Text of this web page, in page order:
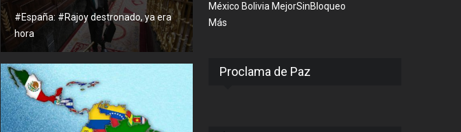
#España: #Rajoy destronado, ya era
hora
México Bolivia MejorSinBloqueo
Más
Proclama de Paz